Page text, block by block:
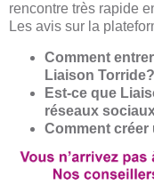
rencontre très rapide
Les avis sur la
Comment
Liaison Torride?
Est-ce que
réseaux
Comment